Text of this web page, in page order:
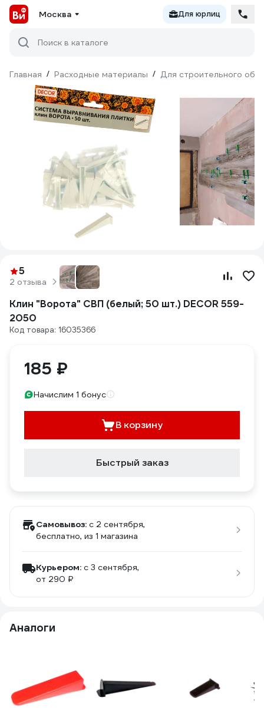
Москва Для юрлиц
Поиск в каталоге
Главная / Расходные материалы / Для строительного
5
2 отзыва
Клин "Ворота" СВП (белый; 50 шт.) DECOR 559-
2050
Код товара: 16035366
185 ₽
Начислим 1 бонус
В корзину
Быстрый заказ
Самовывоз: c 2 сентября,
бесплатно, из 1 магазина
Курьером: c 3 сентября,
от 290 ₽
Аналоги